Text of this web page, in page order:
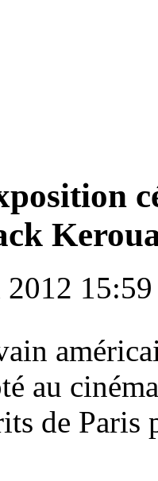
2012
au
de